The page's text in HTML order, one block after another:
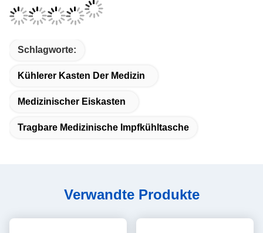
Schlagworte:
Kühlerer Kasten Der Medizin
Medizinischer Eiskasten
Tragbare Medizinische Impfkühltasche
Verwandte Produkte